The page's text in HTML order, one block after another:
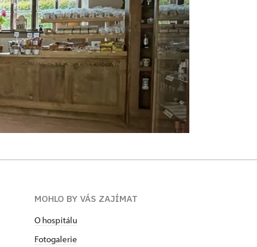
MOHLO BY VÁS ZAJÍMAT
O hospitálu
Fotogalerie